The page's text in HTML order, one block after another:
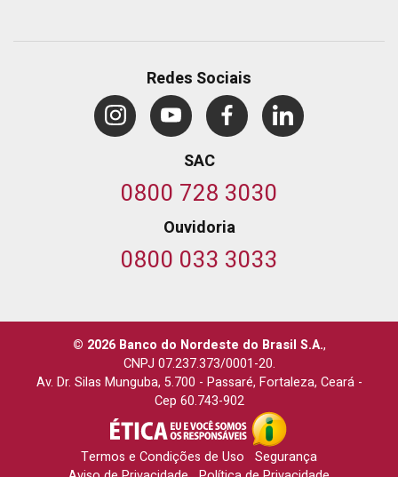
Redes Sociais
SAC
0800 728 3030
Ouvidoria
0800 033 3033
© 2026 Banco do Nordeste do Brasil S.A.,
CNPJ 07.237.373/0001-20.
Av. Dr. Silas Munguba, 5.700 - Passaré, Fortaleza, Ceará-
Cep 60.743-902
Termos e Condições de Uso
Segurança